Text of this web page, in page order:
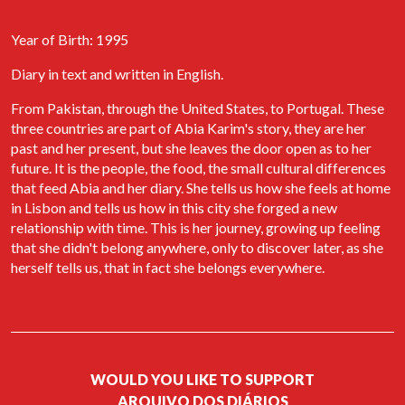
Year of Birth: 1995
Diary in text and written in English.
From Pakistan, through the United States, to Portugal. These
three countries are part of Abia Karim's story, they are her
past and her present, but she leaves the door open as to her
future. It is the people, the food, the small cultural differences
that feed Abia and her diary. She tells us how she feels at home
in Lisbon and tells us how in this city she forged a new
relationship with time. This is her journey, growing up feeling
that she didn't belong anywhere, only to discover later, as she
herself tells us, that in fact she belongs everywhere.
WOULD YOU LIKE TO SUPPORT
ARQUIVO DOS DIÁRIOS
Vicente do Sardoal. O encontro proporcionou a ocasião de
Diários de Migrantes.
Livro "Diários de Mulheres Migrantes"
É com muito orgulho que partilhamos o resultado do trabalho de
dois anos de recolha de memórias, sob forma de diários, entre
migrantes que actualmente vivem em Lisboa. O livro “Diários de
Mulheres Migrantes” é composto por um conjunto de excertos
de diários de mulheres que participaram no projecto “Diários de
Migrantes”.
Ler livro
à migração. Será apresentado o podcast "Diários de Migrantes",
realizado em 2024 para o jornal Expresso, baseado em alguns